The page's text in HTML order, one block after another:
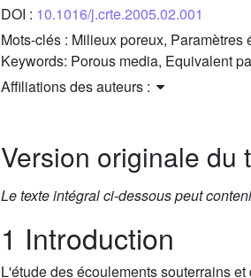
DOI : 10.1016/j.crte.2005.02.001
Mots-clés : Milieux poreux,
Keywords: Porous media, Equivalent
Affiliations des auteurs :
Version originale du
Le texte intégral ci-dessous peut
1 Introduction
L'étude des écoulements souterrains